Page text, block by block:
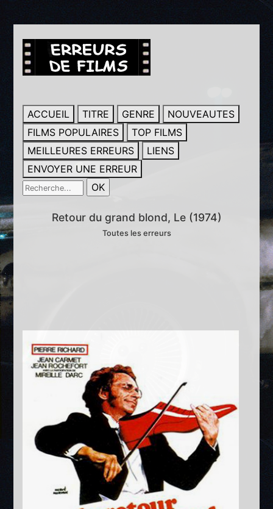
ACCUEIL TITRE GENRE
NOUVEAUTES
FILMS POPULAIRES
TOP FILMS
MEILLEURES ERREURS
LIENS
ENVOYER UNE ERREUR
Retour du grand blond, Le (1974)
Toutes les erreurs